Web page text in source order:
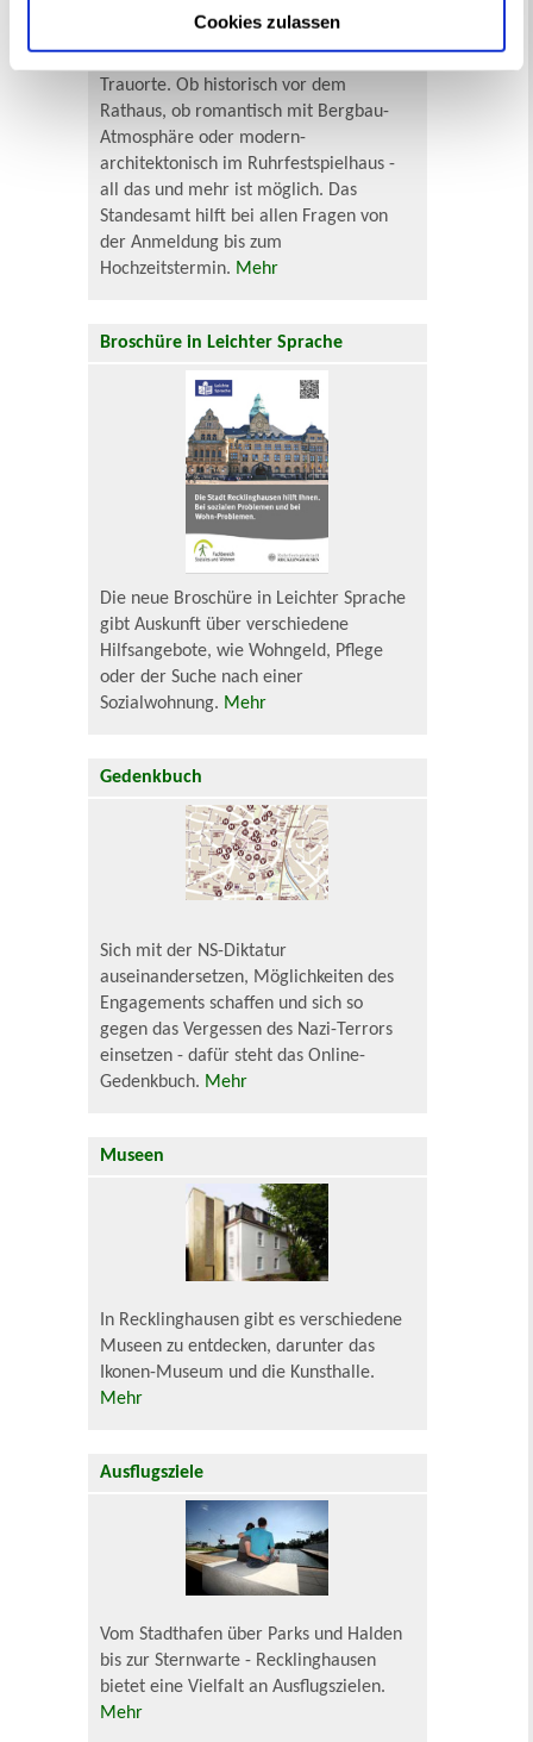
Cookies zulassen
Trauorte. Ob historisch vor dem
Rathaus, ob romantisch mit Bergbau-
Atmosphäre oder modern-
architektonisch im Ruhrfestspielhaus -
all das und mehr ist möglich. Das
Standesamt hilft bei allen Fragen von
der Anmeldung bis zum
Hochzeitstermin. Mehr
Broschüre in Leichter Sprache
Die neue Broschüre in Leichter Sprache
gibt Auskunft über verschiedene
Hilfsangebote, wie Wohngeld, Pflege
oder der Suche nach einer
Sozialwohnung. Mehr
Gedenkbuch
Sich mit der NS-Diktatur
auseinandersetzen, Möglichkeiten des
Engagements schaffen und sich so
gegen das Vergessen des Nazi-Terrors
einsetzen - dafür steht das Online-
Gedenkbuch. Mehr
Museen
In Recklinghausen gibt es verschiedene
Museen zu entdecken, darunter das
Ikonen-Museum und die Kunsthalle.
Mehr
Ausflugsziele
Vom Stadthafen über Parks und Halden
bis zur Sternwarte - Recklinghausen
bietet eine Vielfalt an Ausflugszielen.
Mehr